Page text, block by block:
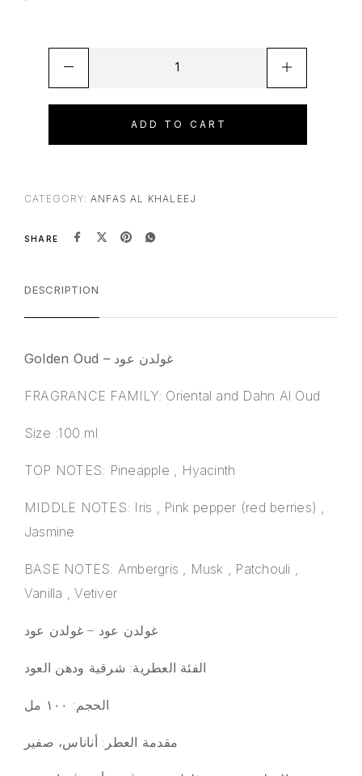
ADD TO CART
CATEGORY: ANFAS AL KHALEEJ
SHARE
DESCRIPTION
Golden Oud – غولدن عود
FRAGRANCE FAMILY: Oriental and Dahn Al Oud
Size :100 ml
TOP NOTES: Pineapple , Hyacinth
MIDDLE NOTES: Iris , Pink pepper (red berries) ,
Jasmine
BASE NOTES: Ambergris , Musk , Patchouli ,
Vanilla , Vetiver
غولدن عود – غولدن عود
الفئة العطرية: شرقية ودهن العود
الحجم: ١٠٠ مل
مقدمة العطر: أناناس، صفير